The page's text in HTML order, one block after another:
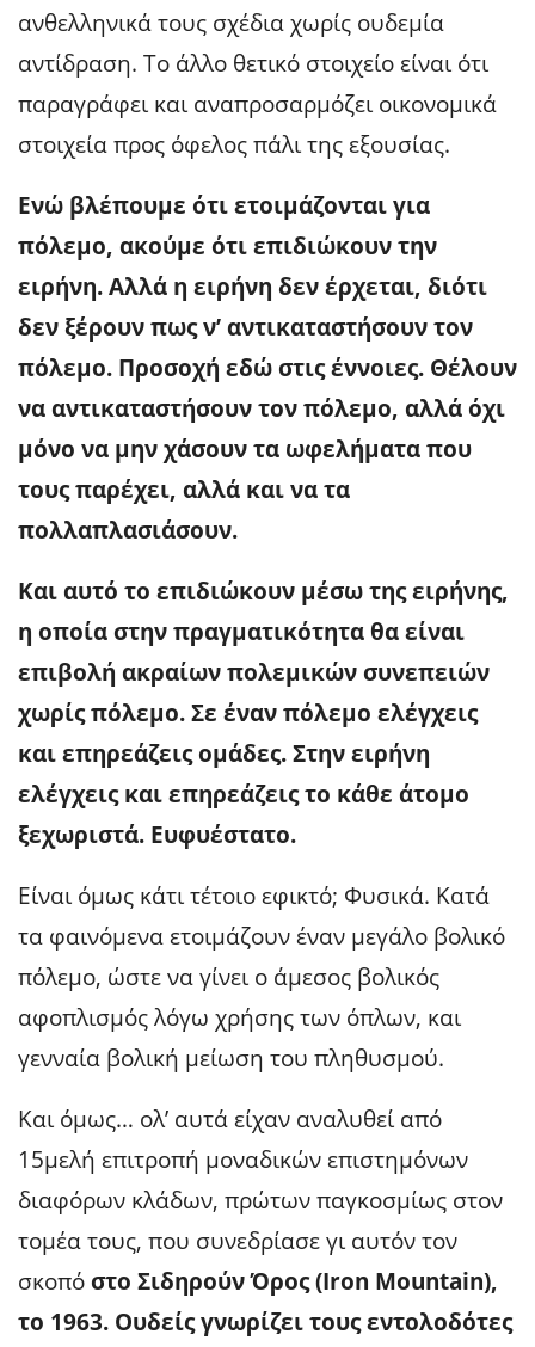
ανθελληνικά τους σχέδια χωρίς ουδεμία
αντίδραση. Το άλλο θετικό στοιχείο είναι ότι
παραγράφει και αναπροσαρμόζει οικονομικά
στοιχεία προς όφελος πάλι της εξουσίας.
Ενώ βλέπουμε ότι ετοιμάζονται για
πόλεμο, ακούμε ότι επιδιώκουν την
ειρήνη. Αλλά η ειρήνη δεν έρχεται, διότι
δεν ξέρουν πως ν’ αντικαταστήσουν τον
πόλεμο. Προσοχή εδώ στις έννοιες. Θέλουν
να αντικαταστήσουν τον πόλεμο, αλλά όχι
μόνο να μην χάσουν τα ωφελήματα που
τους παρέχει, αλλά και να τα
πολλαπλασιάσουν.
Και αυτό το επιδιώκουν μέσω της ειρήνης,
η οποία στην πραγματικότητα θα είναι
επιβολή ακραίων πολεμικών συνεπειών
χωρίς πόλεμο. Σε έναν πόλεμο ελέγχεις
και επηρεάζεις ομάδες. Στην ειρήνη
ελέγχεις και επηρεάζεις το κάθε άτομο
ξεχωριστά. Ευφυέστατο.
Είναι όμως κάτι τέτοιο εφικτό; Φυσικά. Κατά
τα φαινόμενα ετοιμάζουν έναν μεγάλο βολικό
πόλεμο, ώστε να γίνει ο άμεσος βολικός
αφοπλισμός λόγω χρήσης των όπλων, και
γενναία βολική μείωση του πληθυσμού.
Και όμως… ολ’ αυτά είχαν αναλυθεί από
15μελή επιτροπή μοναδικών επιστημόνων
διαφόρων κλάδων, πρώτων παγκοσμίως στον
τομέα τους, που συνεδρίασε γι αυτόν τον
σκοπόστο Σιδηρούν Όρος (Iron Mountain),
το 1963. Ουδείς γνωρίζει τους εντολοδότες